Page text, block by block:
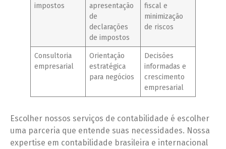
impostos
apresentação
de
declarações
de impostos
fiscal e
minimização
de riscos
Consultoria
empresarial
Orientação
estratégica
para negócios
Decisões
informadas e
crescimento
empresarial
Escolher nossos serviços de contabilidade é escolher
uma parceria que entende suas necessidades. Nossa
expertise em contabilidade brasileira e internacional